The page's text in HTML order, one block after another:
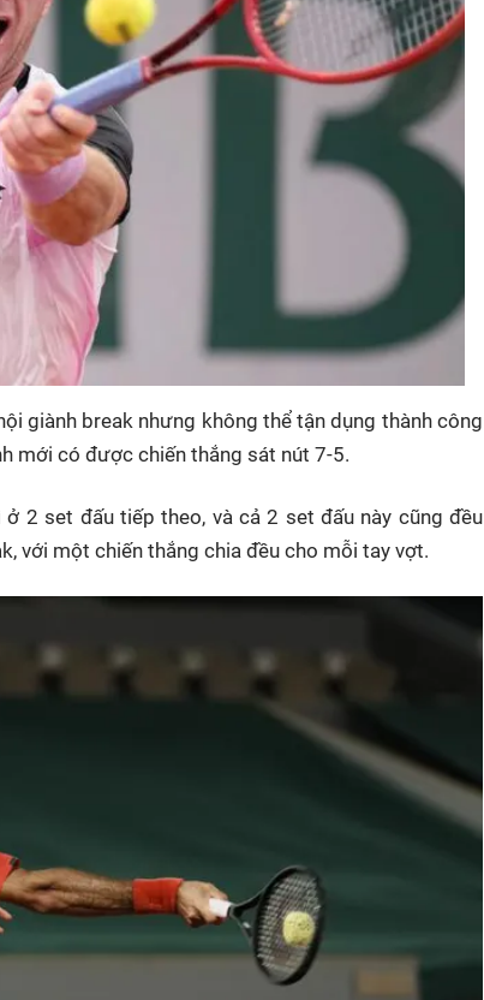
giành break nhưng không thể tận dụng thành công
mới có được chiến thắng sát nút 7-5.
2 set đấu tiếp theo, và cả 2 set đấu này cũng đều
với một chiến thắng chia đều cho mỗi tay vợt.